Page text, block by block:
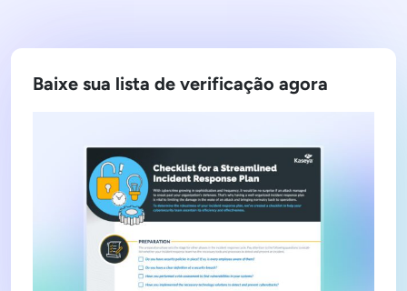
Baixe sua lista de verificação agora